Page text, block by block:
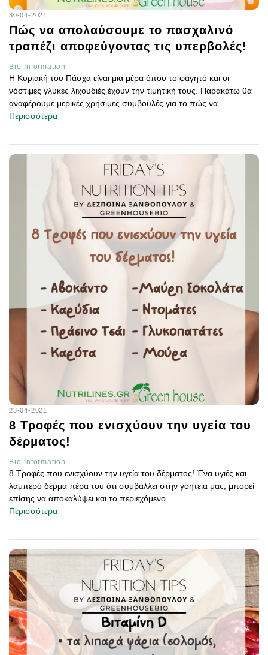
30-04-2021
Πώς να απολαύσουμε το πασχαλινό
τραπέζι αποφεύγοντας τις υπερβολές!
Bio-Information
Η Κυριακή του Πάσχα είναι μια μέρα όπου το φαγητό και οι
νόστιμες γλυκές λιχουδιές έχουν την τιμητική τους. Παρακάτω θα
αναφέρουμε μερικές χρήσιμες συμβουλές για το πώς να...
Περισσότερα
23-04-2021
8 Τροφές που ενισχύουν την υγεία του
δέρματος!
Bio-Information
8 Τροφές που ενισχύουν την υγεία του δέρματος! Ένα υγιές και
λαμπερό δέρμα πέρα του ότι συμβάλλει στην γοητεία μας, μπορεί
επίσης να αποκαλύψει και το περιεχόμενο...
Περισσότερα